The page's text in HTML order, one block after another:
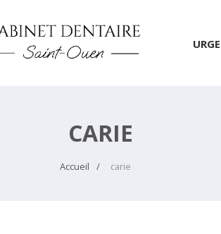
CARIE
Accueil carie